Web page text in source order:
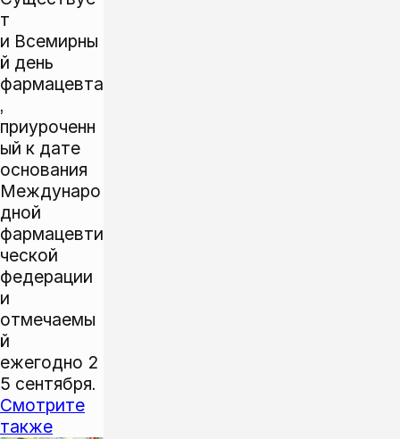
т
и Всемирны
й день
фармацевта
,
приуроченн
ый к дате
основания
Междунаро
дной
фармацевти
ческой
федерации
и
отмечаемы
й
ежегодно 2
5 сентября.
Смотрите
также